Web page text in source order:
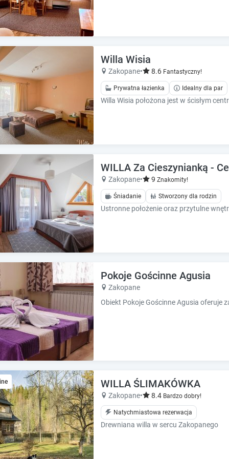
e
s
.
Willa Wisia
Zakopane• 8.6 Fantastyczny!
Prywatna łazienka Idealny dla par
WILLA Za Cieszynianką -
Zakopane• 9 Znakomity!
Śniadanie Stworzony dla rodzin
Pokoje Gościnne Agusia
Zakopane
WILLA ŚLIMAKÓWKA
Zakopane• 8.4 Bardzo dobry!
Natychmiastowa rezerwacja
Drewniana willa w sercu Zakopanego